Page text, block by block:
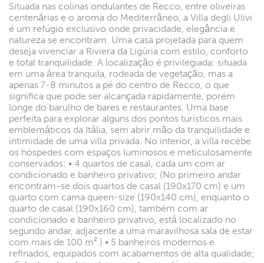
Situada nas colinas ondulantes de Recco, entre oliveiras
centenárias e o aroma do Mediterrâneo, a Villa degli Ulivi
é um refúgio exclusivo onde privacidade, elegância e
natureza se encontram. Uma casa projetada para quem
deseja vivenciar a Riviera da Ligúria com estilo, conforto
e total tranquilidade. A localização é privilegiada: situada
em uma área tranquila, rodeada de vegetação, mas a
apenas 7-8 minutos a pé do centro de Recco, o que
significa que pode ser alcançada rapidamente, porém
longe do barulho de bares e restaurantes. Uma base
perfeita para explorar alguns dos pontos turísticos mais
emblemáticos da Itália, sem abrir mão da tranquilidade e
intimidade de uma villa privada. No interior, a villa recebe
os hóspedes com espaços luminosos e meticulosamente
conservados: • 4 quartos de casal, cada um com ar
condicionado e banheiro privativo; (No primeiro andar
encontram-se dois quartos de casal (190x170 cm) e um
quarto com cama queen-size (190x140 cm), enquanto o
quarto de casal (190x160 cm), também com ar
condicionado e banheiro privativo, está localizado no
segundo andar, adjacente a uma maravilhosa sala de estar
com mais de 100 m².) • 5 banheiros modernos e
refinados, equipados com acabamentos de alta qualidade;